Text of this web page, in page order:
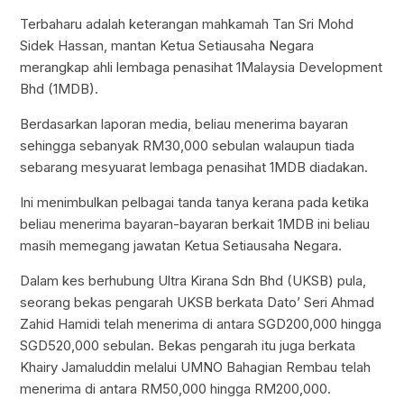
Terbaharu adalah keterangan mahkamah Tan Sri Mohd
Sidek Hassan, mantan Ketua Setiausaha Negara
merangkap ahli lembaga penasihat 1Malaysia Development
Bhd (1MDB).
Berdasarkan laporan media, beliau menerima bayaran
sehingga sebanyak RM30,000 sebulan walaupun tiada
sebarang mesyuarat lembaga penasihat 1MDB diadakan.
Ini menimbulkan pelbagai tanda tanya kerana pada ketika
beliau menerima bayaran-bayaran berkait 1MDB ini beliau
masih memegang jawatan Ketua Setiausaha Negara.
Dalam kes berhubung Ultra Kirana Sdn Bhd (UKSB) pula,
seorang bekas pengarah UKSB berkata Dato’ Seri Ahmad
Zahid Hamidi telah menerima di antara SGD200,000 hingga
SGD520,000 sebulan. Bekas pengarah itu juga berkata
Khairy Jamaluddin melalui UMNO Bahagian Rembau telah
menerima di antara RM50,000 hingga RM200,000.